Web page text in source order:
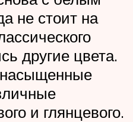
не стоит на
другие цвета.
насыщенные
и глянцевого.